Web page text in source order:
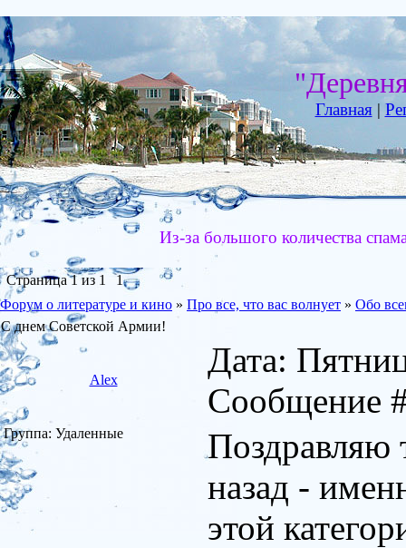
Главная|
Из-за большого количества
Страница1из 1
1
Форум о литературе и кино » Про все, что вас волнует » Обо
С днем Советской Армии!
Alex
Дата:
Сообщение
Группа: Удаленные
Поздравляю
назад -
этой